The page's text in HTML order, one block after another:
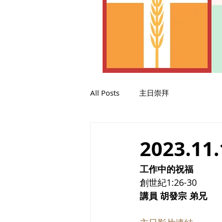
All Posts 主日崇拜
工作中的祝福
創世紀1:26-30
講員 胡發宗 弟兄